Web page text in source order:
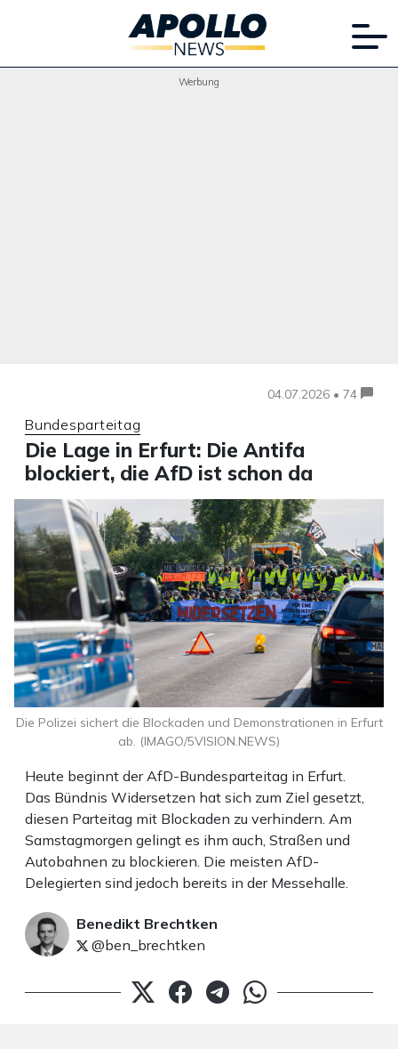
Werbung
04.07.2026 • 74
Bundesparteitag
Die Lage in Erfurt: Die Antifa
blockiert, die AfD ist schon da
Heute beginnt der AfD-Bundesparteitag in Erfurt.
Das Bündnis Widersetzen hat sich zum Ziel gesetzt,
diesen Parteitag mit Blockaden zu verhindern. Am
Samstagmorgen gelingt es ihm auch, Straßen und
Autobahnen zu blockieren. Die meisten AfD-
Delegierten sind jedoch bereits in der Messehalle.
Benedikt Brechtken
@ben_brechtken
Die Polizei sichert die Blockaden und Demonstrationen in Erfurt
ab. (IMAGO/5VISION.NEWS)